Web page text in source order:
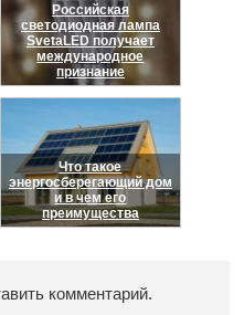
Российская
светодиодная лампа
SvetaLED получает
международное
признание
Что такое
энергосберегающий дом
и в чем его
преимущества
комментарий.